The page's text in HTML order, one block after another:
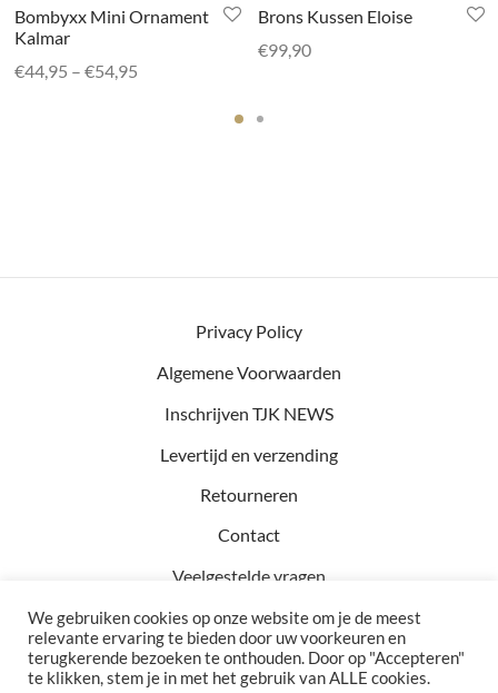
Bombyxx Mini Ornament
Kalmar
€44,95 – €54,95Prijsklasse:
Brons Kussen Eloise
€99,90
Privacy Policy
Algemene Voorwaarden
Inschrijven TJK NEWS
Levertijd en verzending
Retourneren
Contact
Veelgestelde vragen
Kvk: 81457782
We gebruiken cookies op onze website om je de meest
relevante ervaring te bieden door uw voorkeuren en
terugkerende bezoeken te onthouden. Door op "Accepteren"
te klikken, stem je in met het gebruik van ALLE cookies.